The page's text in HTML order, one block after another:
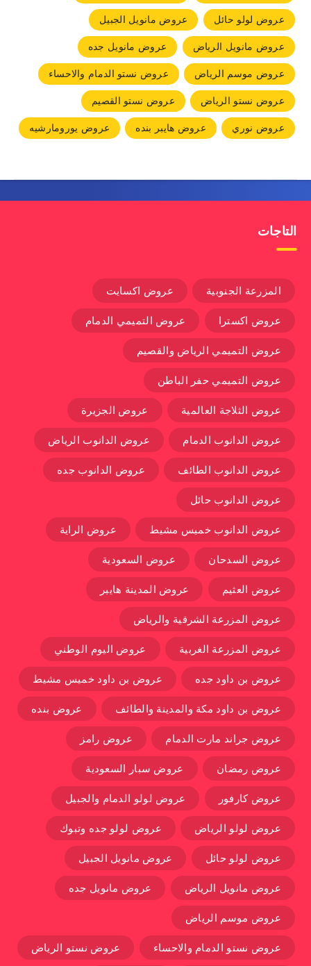
عروض لولو حائل
عروض مانويل الجبيل
عروض مانويل الرياض
عروض مانويل جده
عروض موسم الرياض
عروض نستو الدمام والاحساء
عروض نستو الرياض
عروض نستو القصيم
عروض نوري
عروض هايبر بنده عروض يورومارشيه
التاجات
المزرعة الجنوبية عروض اكسايت
عروض اكسترا عروض التميمي الدمام
عروض التميمي الرياض والقصيم
عروض التميمي حفر الباطن
عروض الثلاجة العالمية عروض الجزيرة
عروض الدانوب الدمام عروض الدانوب الرياض
عروض الدانوب الطائف عروض الدانوب جده
عروض الدانوب حائل
عروض الدانوب خميس مشيط عروض الراية
عروض السدحان عروض السعودية
عروض العثيم عروض المدينة هايبر
عروض المزرعة الشرقية والرياض
عروض المزرعة الغربية عروض اليوم الوطني
عروض بن داود جده عروض بن داود خميس مشيط
عروض بن داود مكة والمدينة والطائف عروض بنده
عروض جراند مارت الدمام عروض رامز
عروض رمضان عروض سبار السعودية
عروض كارفور عروض لولو الدمام والجبيل
عروض لولو الرياض عروض لولو جده وتبوك
عروض لولو حائل عروض مانويل الجبيل
عروض مانويل الرياض عروض مانويل جده
عروض موسم الرياض
عروض نستو الدمام والاحساء عروض نستو الرياض